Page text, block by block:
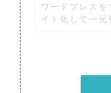
ワードプレスを
イト化して一元